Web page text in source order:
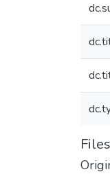
Files